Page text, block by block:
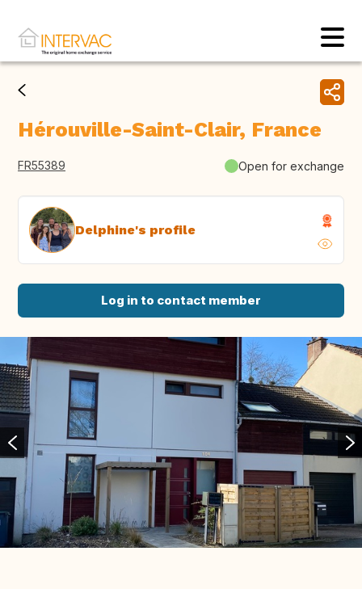
Hérouville-Saint-Clair, France
FR55389 Open for exchange
Delphine's profile
Log in to contact member